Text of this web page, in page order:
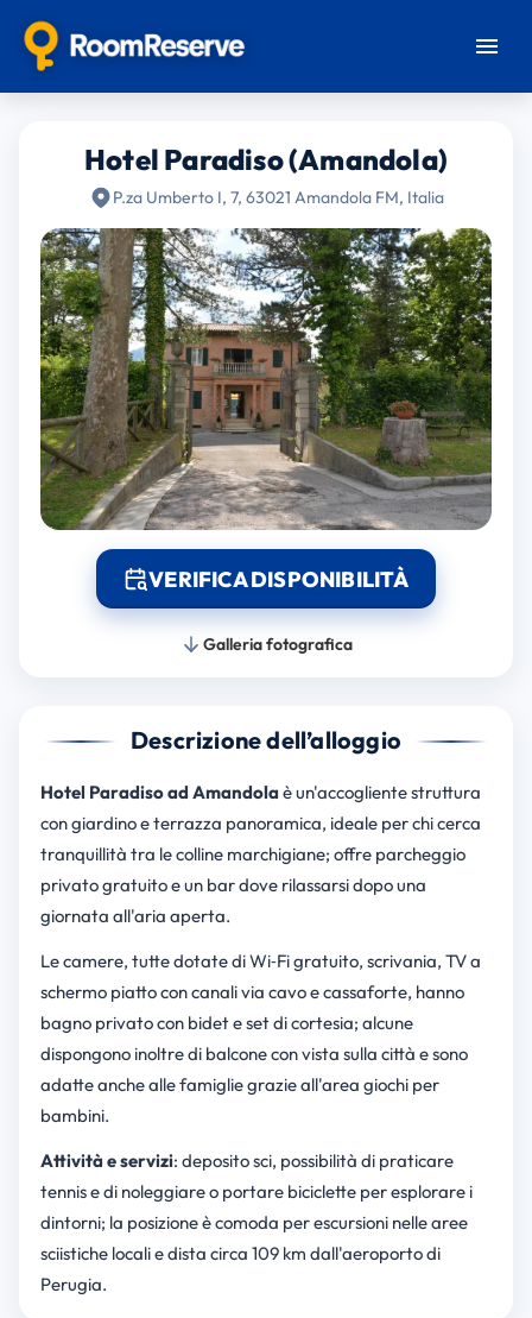
Hotel Paradiso (Amandola)
P.za Umberto I, 7, 63021 Amandola FM, Italia
VERIFICA DISPONIBILITÀ
Galleria fotografica
Descrizione dell’alloggio
Hotel Paradiso ad Amandolaè un'accogliente struttura
con giardino e terrazza panoramica, ideale per chi cerca
tranquillità tra le colline marchigiane; offre parcheggio
privato gratuito e un bar dove rilassarsi dopo una
giornata all'aria aperta.
Le camere, tutte dotate di Wi‑Fi gratuito, scrivania, TV a
schermo piatto con canali via cavo e cassaforte, hanno
bagno privato con bidet e set di cortesia; alcune
dispongono inoltre di balcone con vista sulla città e sono
adatte anche alle famiglie grazie all'area giochi per
bambini.
Attività e servizi: deposito sci, possibilità di praticare
tennis e di noleggiare o portare biciclette per esplorare i
dintorni; la posizione è comoda per escursioni nelle aree
sciistiche locali e dista circa 109 km dall'aeroporto di
Perugia.